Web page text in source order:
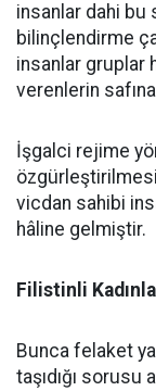
insanlar dahi bu
bilinçlendirme
insanlar gruplar
verenlerin
İşgalci rejime
vicdan sahibi
hâline gelmiştir.
Filistinli
Bunca felaket
taşıdığı sorusu